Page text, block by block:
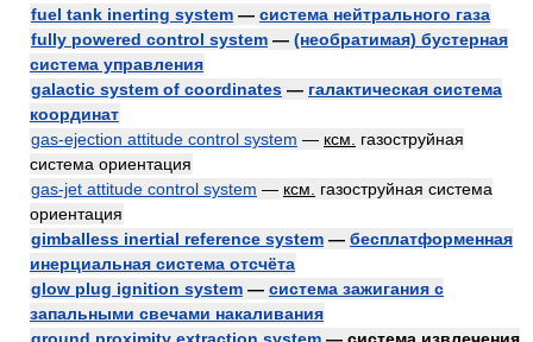
fuel tank inerting system — система нейтрального газа
fully powered control system — (необратимая) бустерная
система управления
galactic system of coordinates — галактическая система
координат
gas-ejection attitude control system — ксм.
газоструйная
система ориентация
gas-jet attitude control system — ксм.
газоструйная система
ориентация
gimballess inertial reference system — бесплатформенная
инерциальная система отсчёта
glow plug ignition system — система зажигания с
запальными свечами накаливания